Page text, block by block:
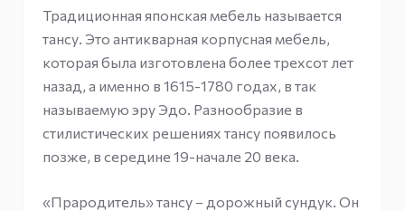
Традиционная японская мебель называется
тансу. Это антикварная корпусная мебель,
которая была изготовлена более трехсот лет
назад, а именно в 1615-1780 годах, в так
называемую эру Эдо. Разнообразие в
стилистических решениях тансу появилось
позже, в середине 19-начале 20 века.
«Прародитель» тансу – дорожный сундук. Он